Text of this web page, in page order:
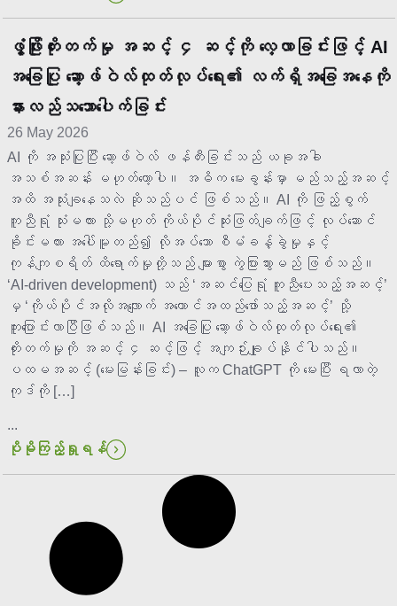
ဖွံ့ဖြိုးတိုးတက်မှု အဆင့် ၄ ဆင့်ကို လေ့လာခြင်းဖြင့် AI
အခြေပြု ဆော့ဖ်ဝဲလ်ထုတ်လုပ်ရေး၏ လက်ရှိအခြေအနေကို
နားလည်သဘောပေါက်ခြင်း
26 May 2026
AI ကို အသုံးပြုပြီး ဆော့ဖ်ဝဲလ် ဖန်တီးခြင်းသည် ယခုအခါ
အသစ်အဆန်း မဟုတ်တော့ပါ။ အဓိက မေးခွန်းမှာ မည်သည့်အဆင့်
အထိ အသုံးချနေသလဲ ဆိုသည်ပင် ဖြစ်သည်။ AI ကို ဖြည့်စွက်
ကူညီရုံ သုံးမလား သို့မဟုတ် ကိုယ်ပိုင်ဆုံးဖြတ်ချက်ဖြင့် လုပ်ဆောင်
ခိုင်းမလား အပေါ်မူတည်၍ လိုအပ်သော စီမံခန့်ခွဲမှုနှင့်
ကုန်ကျစရိတ် ထိရောက်မှုတို့သည် များစွာ ကွဲပြားသွားမည် ဖြစ်သည်။
‘AI-driven development) သည် ‘အဆင်ပြေရုံ ကူညီပေးသည့်အဆင့်’
မှ ‘ကိုယ်ပိုင်အလိုအလျောက် အကောင်အထည်ဖော်သည့်အဆင့်’ သို့
ကူးပြောင်းလာပြီဖြစ်သည်။ AI အခြေပြု ဆော့ဖ်ဝဲလ်ထုတ်လုပ်ရေး၏
တိုးတက်မှုကို အဆင့် ၄ ဆင့်ဖြင့် အကျဉ်းချုပ်နိုင်ပါသည်။
ပထမအဆင့် (မေးမြန်းခြင်း) – လူက ChatGPT ကို မေးပြီး ရလာတဲ့
ကုဒ်ကို […]
...
ပိုမိုကြည့်ရှုရန်